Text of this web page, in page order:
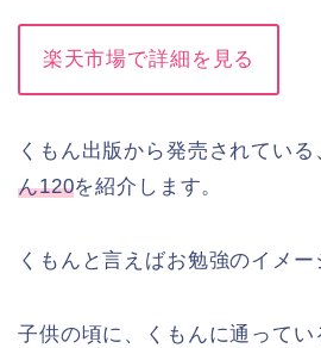
楽天市場で詳細を見る
くもん出版から発売されている
ん120を紹介します。
くもんと言えばお勉強のイメー
子供の頃に、くもんに通ってい